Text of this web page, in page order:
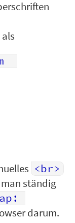
<br>
ständig
darum.